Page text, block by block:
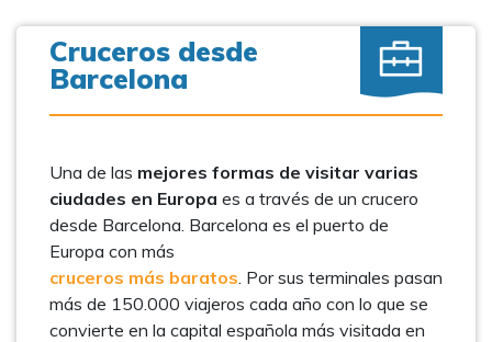
Cruceros desde
Barcelona
Una de las mejores formas de visitar varias
ciudades en Europa es a través de un crucero
desde Barcelona. Barcelona es el puerto de
Europa con más
cruceros más baratos. Por sus terminales pasan
más de 150.000 viajeros cada año con lo que se
convierte en la capital española más visitada en